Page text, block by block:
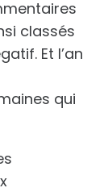
classés
. Et l’an
qui